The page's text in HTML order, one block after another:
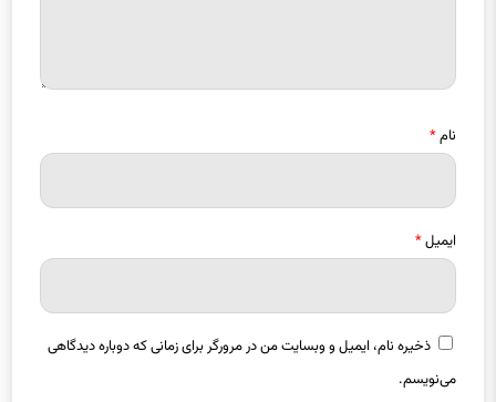
ایمیل*
ذخیره نام، ایمیل و وبسایت من در مرورگر برای زمانی که دوباره دیدگاهی
می‌نویسم.